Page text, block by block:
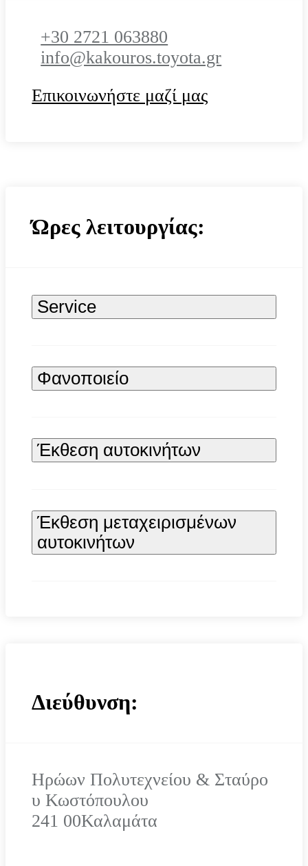
+30 2721 063880
info@kakouros.toyota.gr
Επικοινωνήστε μαζί μας
Ώρες λειτουργίας:
Service
Φανοποιείο
Έκθεση αυτοκινήτων
Έκθεση μεταχειρισμένων
αυτοκινήτων
Διεύθυνση:
Ηρώων Πολυτεχνείου & Σταύρο
υ Κωστόπουλου
241 00Καλαμάτα